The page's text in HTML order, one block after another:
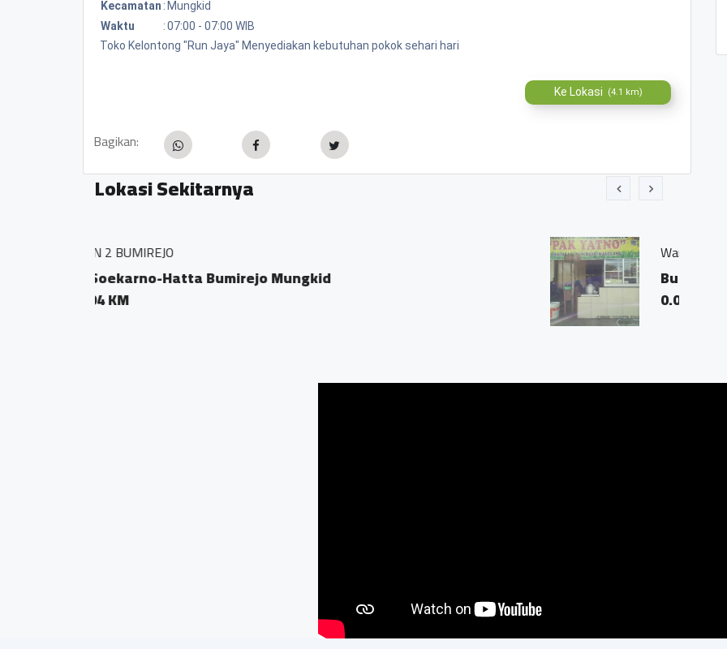
Kecamatan : Mungkid
Waktu
:07:00 - 07:00 WIB
Toko Kelontong "Run Jaya" Menyediakan kebutuhan pokok sehari hari
Ke Lokasi (4.1 km)
Bagikan:
Lokasi Sekitarnya
Bumirejo, Mungkid, Magelang